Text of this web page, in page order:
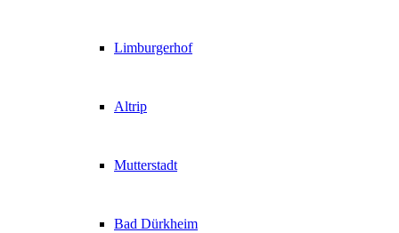
Limburgerhof
Altrip
Mutterstadt
Bad Dürkheim